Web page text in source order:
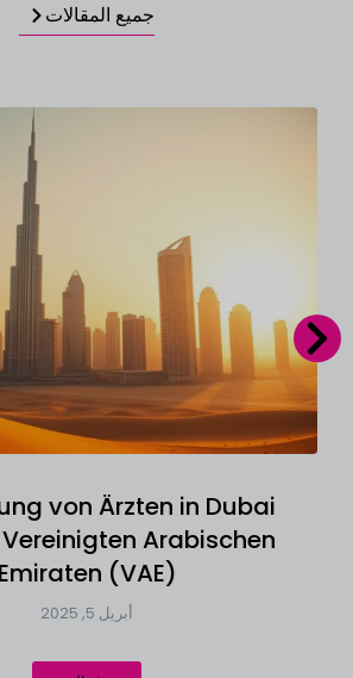
جميع المقالات
von Ärzten in Dubai
Arabischen
Emiraten (VAE)
أبريل 5, 2025